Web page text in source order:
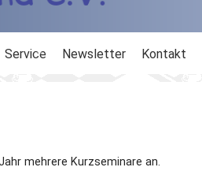
Service
DWZ
Newsletter Kontakt
mehrere Kurzseminare an.